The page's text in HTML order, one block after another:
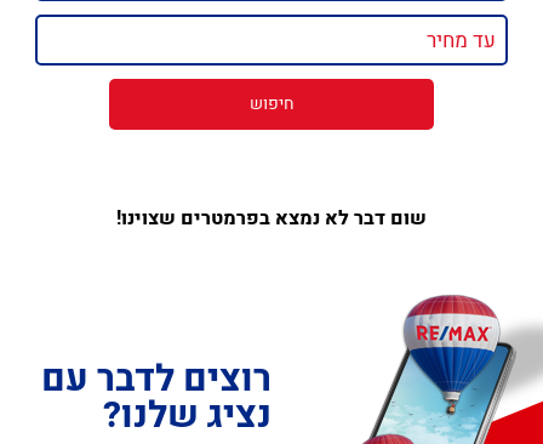
שום דבר לא נמצא בפרמטרים שצוינו!
רוצים לדבר עם
נציג שלנו?